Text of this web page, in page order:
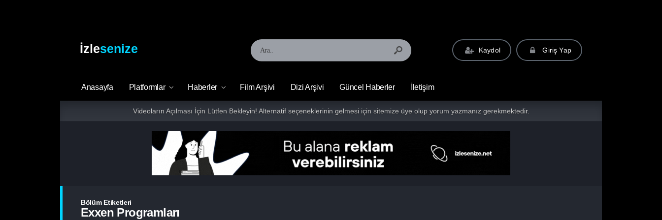
İzlesenize Kaydol Giriş Yap
Anasayfa Platformlar Haberler Film Arşivi Dizi Arşivi Güncel Haberler İletişim
Videoların Açılması İçin Lütfen Bekleyin! Alternatif seçeneklerinin gelmesi için sitemize üye olup yorum yazmanız gerekmektedir.
Bölüm Etiketleri
Exxen Programları